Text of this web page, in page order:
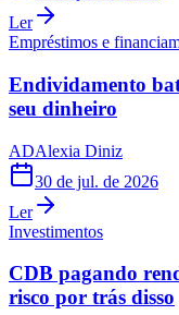
Ler
Empréstimos e
Endividamento
seu dinheiro
ADAlexia Diniz
30 de jul. de 2026
Ler
Investimentos
CDB pagando
risco por trás disso